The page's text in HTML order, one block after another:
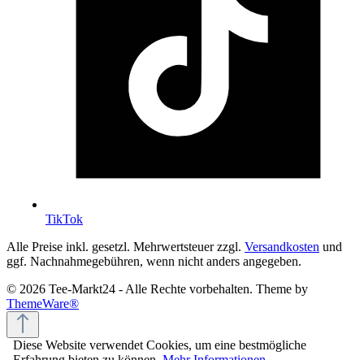
TikTok
Alle Preise inkl. gesetzl. Mehrwertsteuer zzgl. Versandkosten und
ggf. Nachnahmegebühren, wenn nicht anders angegeben.
© 2026 Tee-Markt24 - Alle Rechte vorbehalten. Theme by
ThemeWare®
Diese Website verwendet Cookies, um eine bestmögliche